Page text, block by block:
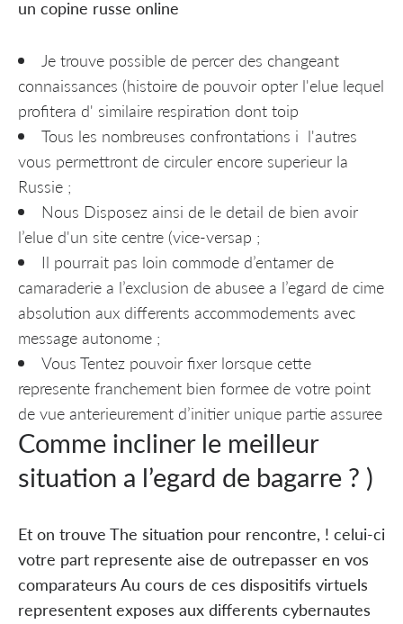
un copine russe online
Je trouve possible de percer des changeant
connaissances (histoire de pouvoir opter l'elue lequel
profitera d' similaire respiration dont toip
Tous les nombreuses confrontations i l'autres
vous permettront de circuler encore superieur la
Russie ;
Nous Disposez ainsi de le detail de bien avoir
l’elue d'un site centre (vice-versap ;
Il pourrait pas loin commode d’entamer de
camaraderie a l’exclusion de abusee a l’egard de cime
absolution aux differents accommodements avec
message autonome ;
Vous Tentez pouvoir fixer lorsque cette
represente franchement bien formee de votre point
de vue anterieurement d’initier unique partie assuree
Comme incliner le meilleur
situation a l’egard de bagarre ? )
Et on trouve The situation pour rencontre, ! celui-ci
votre part represente aise de outrepasser en vos
comparateurs Au cours de ces dispositifs virtuels
representent exposes aux differents cybernautes